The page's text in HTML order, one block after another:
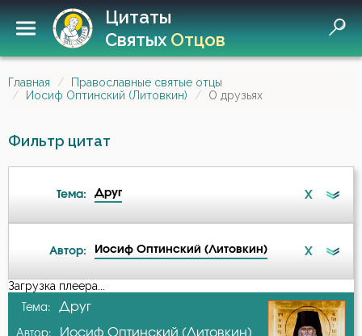
Цитаты
СвятыхОтцов
Главная
Православные святые отцы
Иосиф Оптинский (Литовкин)
О друзьях
Фильтр цитат
Тема: Друг X
Ад
Автор: Иосиф Оптинский (Литовкин) X
А-я
Загрузка плеера...
Тема: Друг
Иосиф Оптинский (Литовкин)